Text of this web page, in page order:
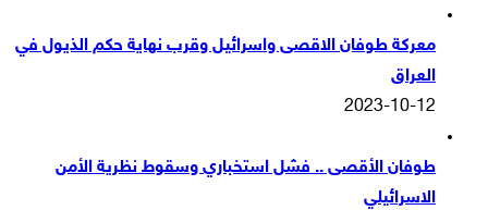
معركة طوفان الاقصى واسرائيل وقرب نهاية حكم الذيول في
العراق
2023-10-12
طوفان الأقصى .. فشل استخباري وسقوط نظرية الأمن
الاسرائيلي